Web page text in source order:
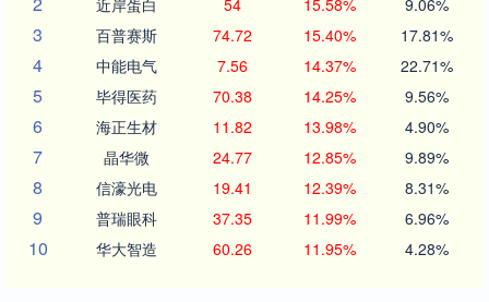
3 百普赛斯 74.72 15.40% 17.81%
4 中能电气 7.56 14.37% 22.71%
5 毕得医药 70.38 14.25% 9.56%
6 海正生材 11.82 13.98% 4.90%
7 晶华微 24.77 12.85% 9.89%
8 信濠光电 19.41 12.39% 8.31%
9 普瑞眼科 37.35 11.99% 6.96%
10 华大智造 60.26 11.95% 4.28%